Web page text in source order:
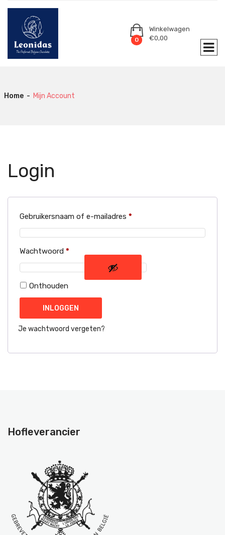
0
Winkelwagen
€0,00
Home - Mijn Account
Login
Gebruikersnaam of e-mailadres *
Wachtwoord *
Onthouden
INLOGGEN
Je wachtwoord vergeten?
Hofleverancier